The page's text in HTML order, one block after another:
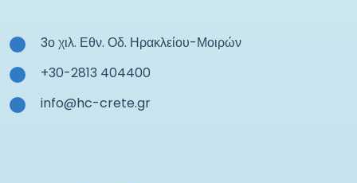
3ο χιλ. Εθν. Οδ. Ηρακλείου-Μοιρών
+30-2813 404400
info@hc-crete.gr